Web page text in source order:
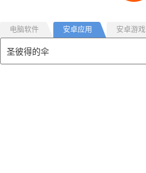
电脑软件 安卓应用 安卓游戏